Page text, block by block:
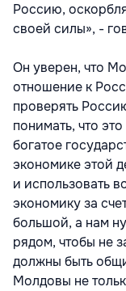
Россию,
своей силы», -
Он уверен, что
отношение к
проверять
понимать, что
богатое
экономике этой
и использовать
экономику за
большой, а нам
рядом, чтобы не
должны быть
Молдовы не